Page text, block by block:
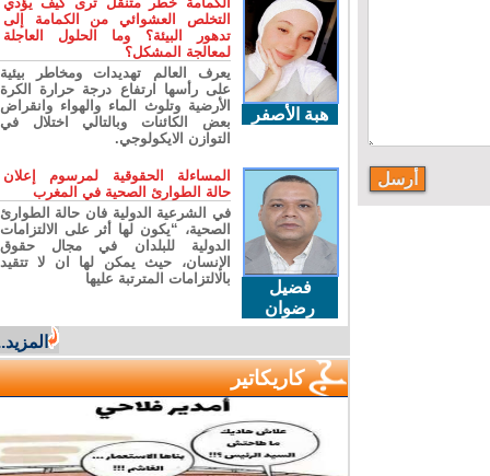
هبة الأصفر
التخلص العشوائي من الكمامة إلى
تدهور البيئة؟ وما الحلول العاجلة
لمعالجة المشكل؟
يعرف العالم تهديدات ومخاطر بيئية
على رأسها ارتفاع درجة حرارة الكرة
الأرضية وتلوث الماء والهواء وانقراض
بعض الكائنات وبالتالي اختلال في
التوازن الايكولوجي.
فضيل
رضوان
المساءلة الحقوقية لمرسوم إعلان
حالة الطوارئ الصحية في المغرب
في الشرعية الدولية فان حالة الطوارئ
الصحية، “يكون لها أثر على الالتزامات
الدولية للبلدان في مجال حقوق
الإنسان، حيث يمكن لها ان لا تتقيد
بالالتزامات المترتبة عليها
المزيد...
كاريكاتير